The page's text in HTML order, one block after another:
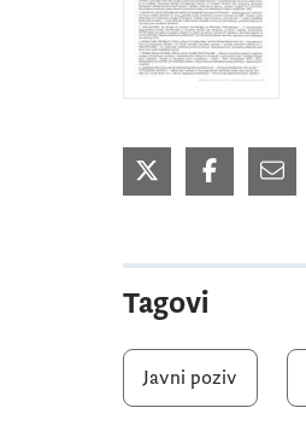
Tagovi
Javni poziv